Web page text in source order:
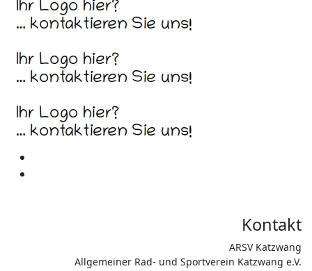
Kontakt
ARSV Katzwang
Allgemeiner Rad- und Sportverein Katzwang e.V.